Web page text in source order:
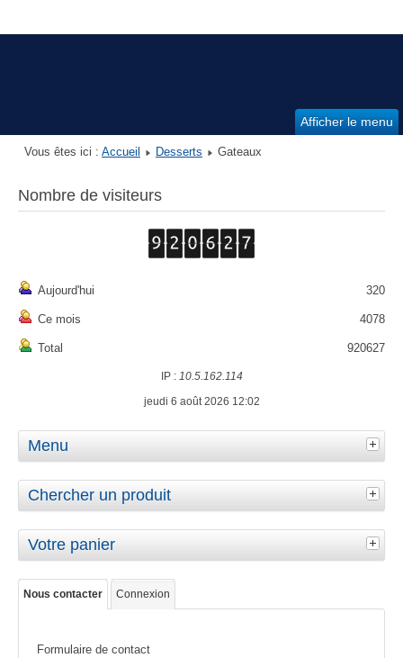
Afficher le menu
Vous êtes ici : Accueil Desserts Gateaux
Nombre de visiteurs
Aujourd'hui 320
Ce mois 4078
Total 920627
IP : 10.5.162.114
jeudi 6 août 2026 12:02
Menu
Chercher un produit
Votre panier
Nous contacter Connexion
Formulaire de contact